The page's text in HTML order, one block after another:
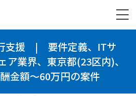
支援 | 要件定義、ITサ
ア業界、東京都(23区内)、
金額～60万円の案件